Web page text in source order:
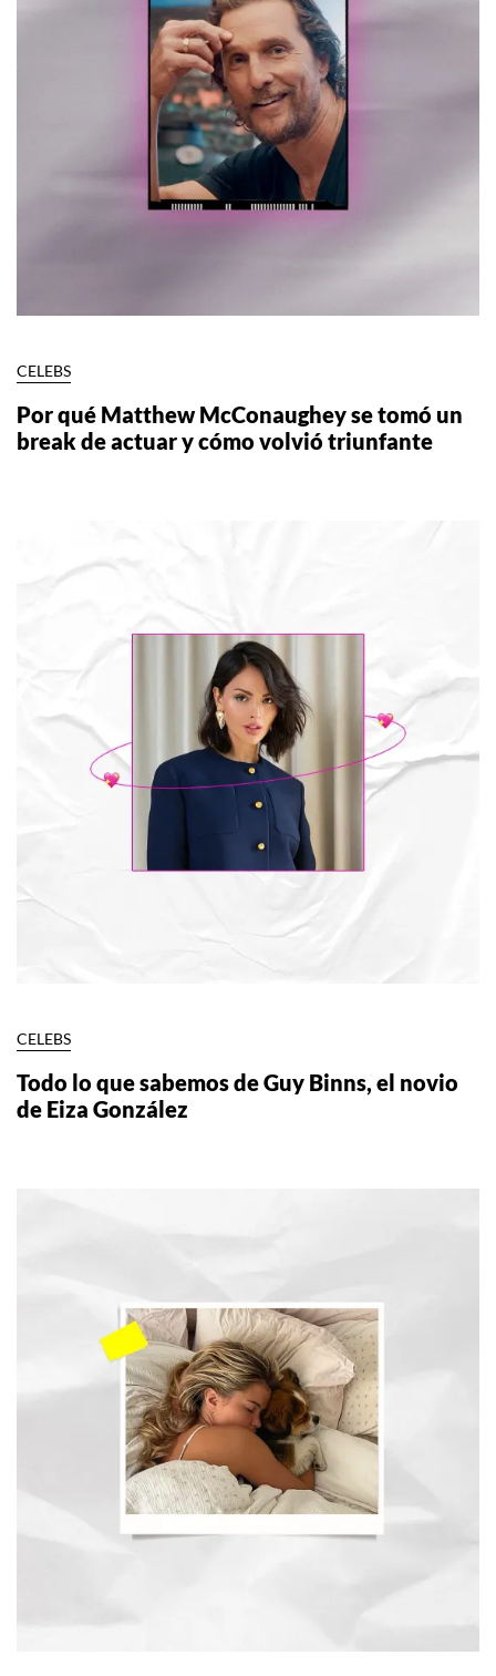
CELEBS
Por qué Matthew McConaughey se tomó un
break de actuar y cómo volvió triunfante
CELEBS
Todo lo que sabemos de Guy Binns, el novio
de Eiza González